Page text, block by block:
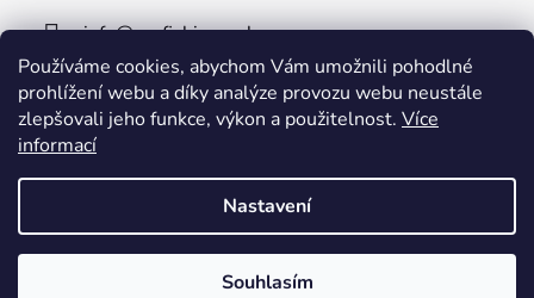
Používáme cookies, abychom Vám umožnili pohodlné
prohlížení webu a díky analýze provozu webu neustále
zlepšovali jeho funkce, výkon a použitelnost. Více
informací
Nastavení
Souhlasím
info@aaafishingpraha.cz
778 011 878
Vytvořil Shoptet
AAA Fishing Praha s.r.o.